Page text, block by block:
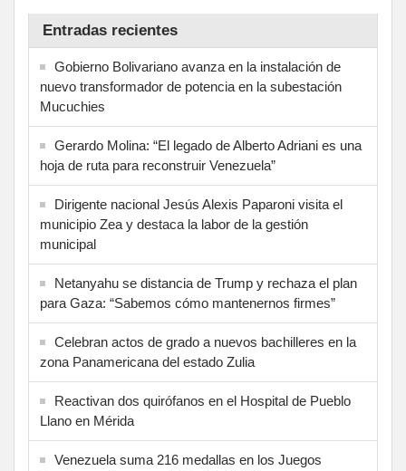
Entradas recientes
Gobierno Bolivariano avanza en la instalación de
nuevo transformador de potencia en la subestación
Mucuchies
Gerardo Molina: “El legado de Alberto Adriani es una
hoja de ruta para reconstruir Venezuela”
Dirigente nacional Jesús Alexis Paparoni visita el
municipio Zea y destaca la labor de la gestión
municipal
Netanyahu se distancia de Trump y rechaza el plan
para Gaza: “Sabemos cómo mantenernos firmes”
Celebran actos de grado a nuevos bachilleres en la
zona Panamericana del estado Zulia
Reactivan dos quirófanos en el Hospital de Pueblo
Llano en Mérida
Venezuela suma 216 medallas en los Juegos